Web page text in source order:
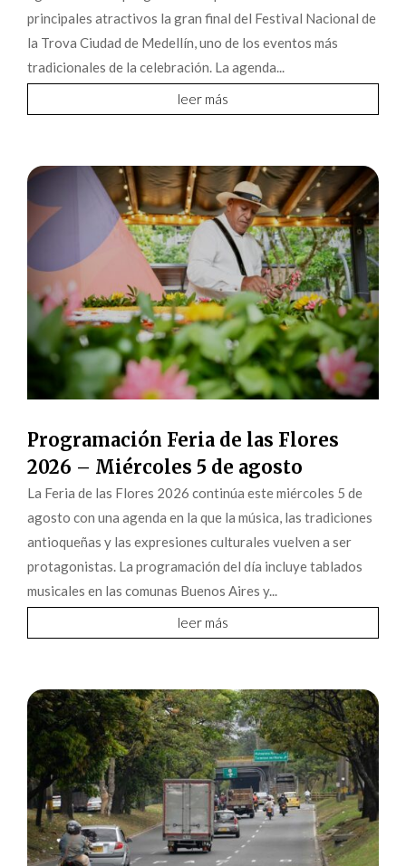
principales atractivos la gran final del Festival Nacional de
la Trova Ciudad de Medellín, uno de los eventos más
tradicionales de la celebración. La agenda...
leer más
Programación Feria de las Flores
2026 – Miércoles 5 de agosto
La Feria de las Flores 2026 continúa este miércoles 5 de
agosto con una agenda en la que la música, las tradiciones
antioqueñas y las expresiones culturales vuelven a ser
protagonistas. La programación del día incluye tablados
musicales en las comunas Buenos Aires y...
leer más